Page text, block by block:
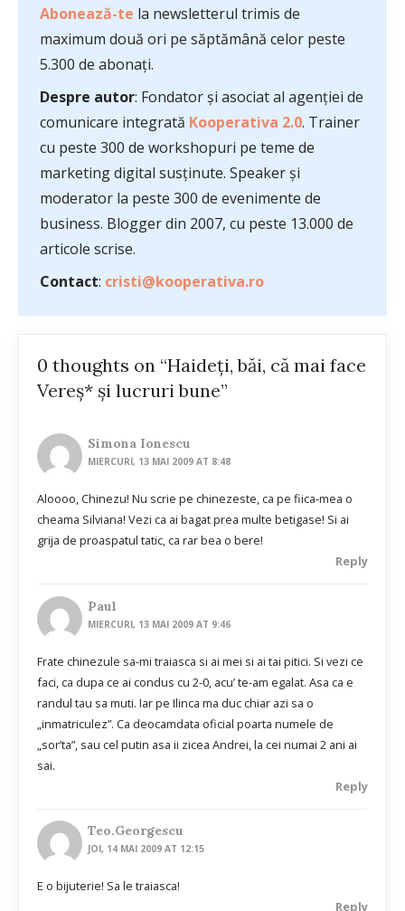
Abonează-te la newsletterul trimis de
maximum două ori pe săptămână celor peste
5.300 de abonați.
Despre autor: Fondator și asociat al agenției de
comunicare integrată Kooperativa 2.0. Trainer
cu peste 300 de workshopuri pe teme de
marketing digital susținute. Speaker și
moderator la peste 300 de evenimente de
business. Blogger din 2007, cu peste 13.000 de
articole scrise.
Contact: cristi@kooperativa.ro
0 thoughts on “Haideţi, băi, că mai face
Vereş* şi lucruri bune”
Simona Ionescu
MIERCURI, 13 MAI 2009 AT 8:48
Aloooo, Chinezu! Nu scrie pe chinezeste, ca pe fiica-mea o
cheama Silviana! Vezi ca ai bagat prea multe betigase! Si ai
grija de proaspatul tatic, ca rar bea o bere!
Reply
Paul
MIERCURI, 13 MAI 2009 AT 9:46
Frate chinezule sa-mi traiasca si ai mei si ai tai pitici. Si vezi ce
faci, ca dupa ce ai condus cu 2-0, acu’ te-am egalat. Asa ca e
randul tau sa muti. Iar pe Ilinca ma duc chiar azi sa o
„inmatriculez”. Ca deocamdata oficial poarta numele de
„sor’ta”, sau cel putin asa ii zicea Andrei, la cei numai 2 ani ai
sai.
Reply
Teo.georgescu
JOI, 14 MAI 2009 AT 12:15
E o bijuterie! Sa le traiasca!
Reply